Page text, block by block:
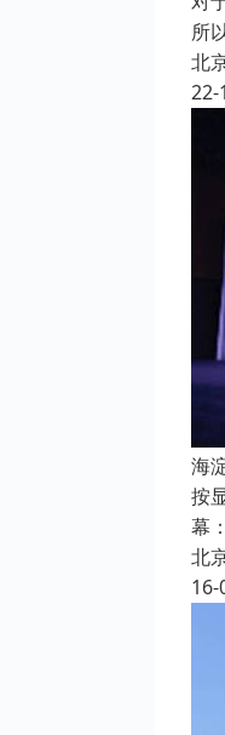
所
北
22-
海
按
幕
北
16-